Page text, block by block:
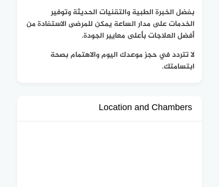
بفضل الخبرة الطبية والتقنيات الحديثة وتوفير
الخدمات على مدار الساعة يمكن للمرضى الاستفادة من
أفضل العلاجات بأعلى معايير الجودة.
لا تتردد في حجز موعدك اليوم والاهتمام بصحة
ابتسامتك.
Location and Chambers